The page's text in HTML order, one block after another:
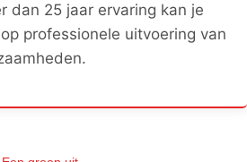
dan 25 jaar ervaring kan je
professionele uitvoering van